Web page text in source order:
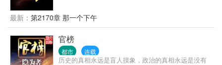
路。
最新： 第2170章 那一个下午
官榜
都市 连载
历史的真相永远是盲人摸象，政治的真相永远是没有